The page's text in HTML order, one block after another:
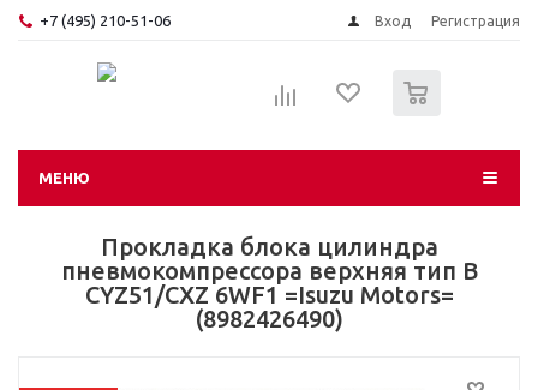
+7 (495) 210-51-06 Вход Регистрация
МЕНЮ
Прокладка блока цилиндра
пневмокомпрессора верхняя тип B
CYZ51/CXZ 6WF1 =Isuzu Motors=
(8982426490)